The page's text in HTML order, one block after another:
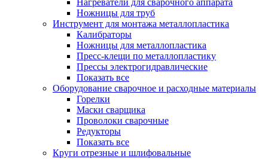
Нагреватели для сварочного аппарата
Ножницы для труб
Инструмент для монтажа металлопластика
Калибраторы
Ножницы для металлопластика
Пресс-клещи по металлопластику
Прессы электрогидравлические
Показать все
Оборудование сварочное и расходные материалы
Горелки
Маски сварщика
Проволоки сварочные
Редукторы
Показать все
Круги отрезные и шлифовальные